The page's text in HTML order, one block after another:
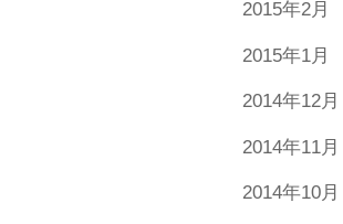
2015年2月
2015年1月
2014年12月
2014年11月
2014年10月